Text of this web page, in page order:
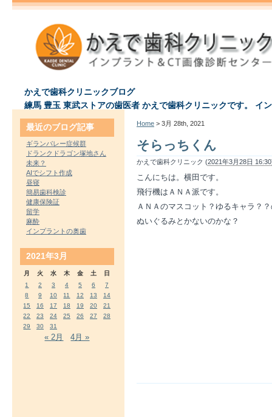
かえで歯科クリニックブログ
練馬 豊玉 東武ストアの歯医者 かえで歯科クリニックです。 イ
Home > 3月 28th, 2021
そらっちくん
かえで歯科クリニック (2021年3月28日 16:30
こんにちは。横田です。
飛行機はＡＮＡ派です。
ＡＮＡのマスコット？ゆるキャラ？
ぬいぐるみとかないのかな？
最近のブログ記事
ギランバレー症候群
ドランクドラゴン塚地さん
未来？
AIでシフト作成
昼寝
簡易歯科検診
健康保険証
留学
麻酔
インプラントの奥歯
2021年3月
月 火 水 木 金 土
日
1
2 3 4 5 6
7
8
9 10 11 12 13
14
15
16 17 18 19 20
21
22
23 24 25 26 27
28
29
30 31
« 2月 4月 »